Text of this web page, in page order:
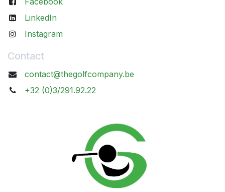
LinkedIn
Instagram
Contact
contact@thegolfcompany.be
+32 (0)3/291.92.22